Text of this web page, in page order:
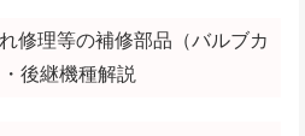
修理等の補修部品（バルブカ
後継機種解説